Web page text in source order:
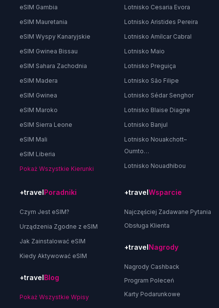
eSIM Gambia
eSIM Mauretania
eSIM Wyspy Kanaryjskie
eSIM Gwinea Bissau
eSIM Sahara Zachodnia
eSIM Madera
eSIM Gwinea
eSIM Maroko
eSIM Sierra Leone
eSIM Mali
eSIM Liberia
Pokaż Wszystkie Kierunki
Lotnisko Cesaria Evora
Lotnisko Aristides Pereira
Lotnisko Amílcar Cabral
Lotnisko Maio
Lotnisko Preguiça
Lotnisko São Filipe
Lotnisko Sédar Senghor
Lotnisko Blaise Diagne
Lotnisko Banjul
Lotnisko Nouakchott–
Oumto…
Lotnisko Nouadhibou
+travelPoradniki
Czym Jest eSIM?
Urządzenia Zgodne z eSIM
Jak Zainstalować eSIM
Kiedy Aktywować eSIM
+travelBlog
Pokaż Wszystkie Wpisy
+travelWsparcie
Najczęściej Zadawane Pytania
Obsługa Klienta
+travelNagrody
Nagrody Cashback
Program Poleceń
Karty Podarunkowe